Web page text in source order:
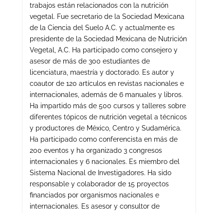
trabajos están relacionados con la nutrición
vegetal. Fue secretario de la Sociedad Mexicana
de la Ciencia del Suelo A.C. y actualmente es
presidente de la Sociedad Mexicana de Nutrición
Vegetal, A.C. Ha participado como consejero y
asesor de más de 300 estudiantes de
licenciatura, maestría y doctorado. Es autor y
coautor de 120 artículos en revistas nacionales e
internacionales, además de 6 manuales y libros.
Ha impartido más de 500 cursos y talleres sobre
diferentes tópicos de nutrición vegetal a técnicos
y productores de México, Centro y Sudamérica.
Ha participado como conferencista en más de
200 eventos y ha organizado 3 congresos
internacionales y 6 nacionales. Es miembro del
Sistema Nacional de Investigadores. Ha sido
responsable y colaborador de 15 proyectos
financiados por organismos nacionales e
internacionales. Es asesor y consultor de